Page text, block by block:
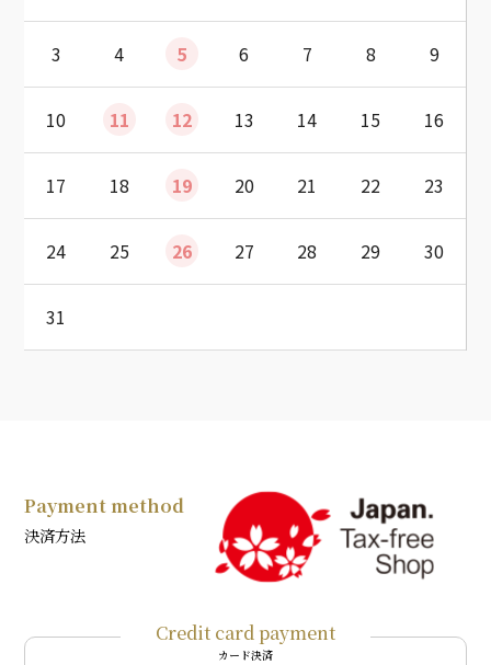
3 4 5 6 7 8 9
10 11 12 13 14 15 16
17 18 19 20 21 22 23
24 25 26 27 28 29 30
31
Payment method
決済方法
Credit card payment
カード決済